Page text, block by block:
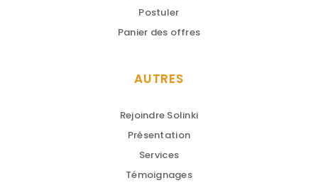
Postuler
Panier des offres
AUTRES
Rejoindre Solinki
Présentation
Services
Témoignages